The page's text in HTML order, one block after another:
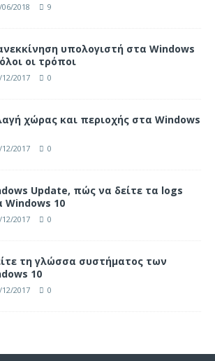
2018 9
υπολογιστή στα Windows
οι τρόποι
12/2017 0
χώρας και περιοχής στα Windows
12/2017 0
Update, πώς να δείτε τα logs
Windows 10
12/2017 0
τη γλώσσα συστήματος των
10
12/2017 0